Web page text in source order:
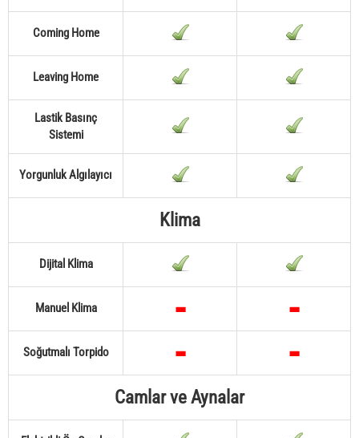
Coming Home
Leaving Home
Lastik Basınç
Sistemi
Yorgunluk Algılayıcı
Klima
Dijital Klima
Manuel Klima
Soğutmalı Torpido
Camlar ve Aynalar